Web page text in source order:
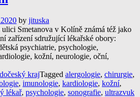
by jituska
Smetanova v Kolíně známá též jako
zařízení sdružující lékařské obory:
psychiatrie, psychologie,
kožní, neurologie, oční,
krajTagged alergologie, chirurgie,
, imunologie, kardiologie, kožní,
lékař, psychologie, sonografie, ultrazvuk